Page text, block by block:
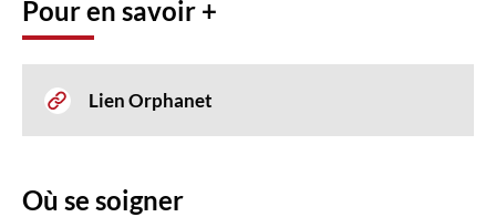
Pour en savoir +
Lien Orphanet
Où se soigner